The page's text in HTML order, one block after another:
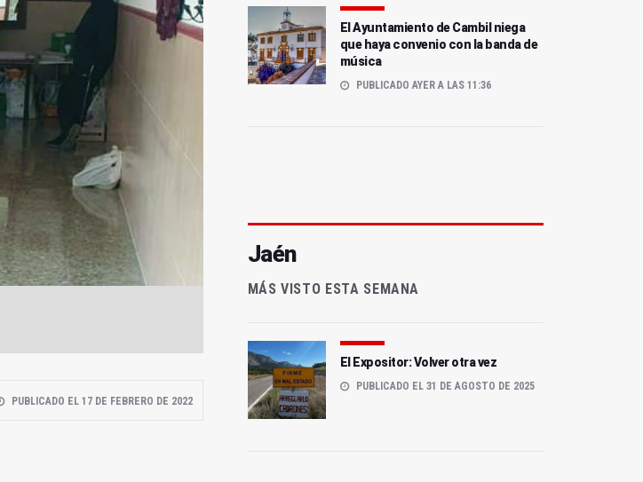
PUBLICADO EL 17 DE FEBRERO DE 2022
El Ayuntamiento de Cambil niega
que haya convenio con la banda de
música
PUBLICADO AYER A LAS 11:36
Jaén
MÁS VISTO ESTA SEMANA
El Expositor: Volver otra vez
PUBLICADO EL 31 DE AGOSTO DE 2025